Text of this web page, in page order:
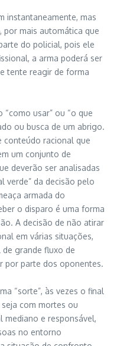
instantaneamente, mas
por mais automática que
do policial, pois ele
a arma poderá ser
tente reagir de forma
usar” ou “o que
ou busca de um abrigo.
conteúdo racional que
um conjunto de
deverão ser analisadas
verde” da decisão pelo
armada do
o disparo é uma forma
A decisão de não atirar
em várias situações,
grande fluxo de
por parte dos oponentes.
“sorte”, às vezes o final
com mortes ou
mediano e responsável,
no entorno